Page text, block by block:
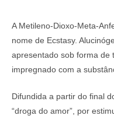
A Metileno-Dioxo-Meta-
nome de Ecstasy.
apresentado sob forma de
impregnado com a
Difundida a partir do final
“droga do amor”, por